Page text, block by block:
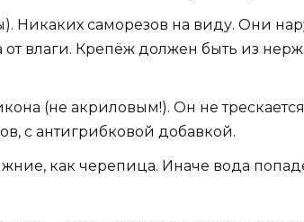
Никаких саморезов на виду. Они
влаги. Крепёж должен быть из
(не акриловым!). Он не
с антигрибковой добавкой.
как черепица. Иначе вода